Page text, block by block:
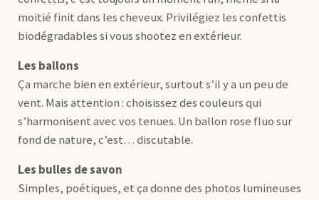
moitié finit dans les cheveux. Privilégiez les confettis
biodégradables si vous shootez en extérieur.
Les ballons
Ça marche bien en extérieur, surtout s’il y a un peu de
vent. Mais attention : choisissez des couleurs qui
s’harmonisent avec vos tenues. Un ballon rose fluo sur
fond de nature, c’est… discutable.
Les bulles de savon
Simples, poétiques, et ça donne des photos lumineuses